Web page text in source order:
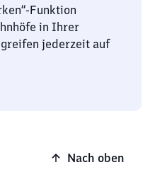
Funktion
in Ihrer
jederzeit auf
Nach oben